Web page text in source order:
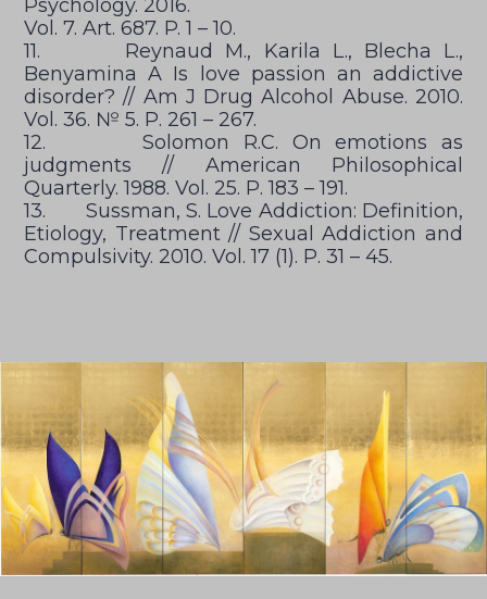
Psychology. 2016.
Vol. 7. Art. 687. P. 1 – 10.
11. Reynaud M., Karila L., Blecha L.,
Benyamina A Is love passion an addictive
disorder? // Am J Drug Alcohol Abuse. 2010.
Vol. 36. № 5. Р. 261 – 267.
12. Solomon R.C. On emotions as
judgments // American Philosophical
Quarterly. 1988. Vol. 25. Р. 183 – 191.
13. Sussman, S. Love Addiction: Definition,
Etiology, Treatment // Sexual Addiction and
Compulsivity. 2010. Vol. 17 (1). Р. 31 – 45.